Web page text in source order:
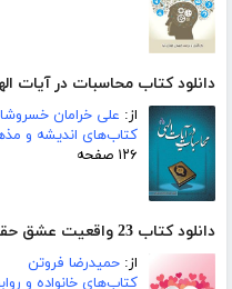
دانلود کتاب محاسبات در آیات
از: علی خرامان
کتاب‌های اندیشه و
۱۲۶ صفحه
دانلود کتاب 23 واقعیت عشق حقیقی
از: حمیدرضا فروتن
کتاب‌های خانواده و